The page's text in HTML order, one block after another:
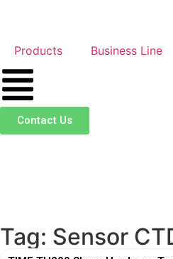
Products Business Line
Contact Us
Tag: Sensor